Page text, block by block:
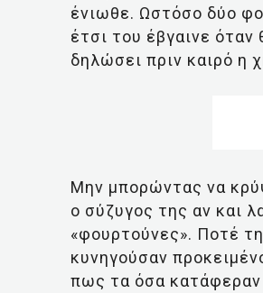
ένιωθε. Ωστόσο δύο
έτσι του έβγαινε όταν
δηλώσει πριν καιρό η
Μην μπορώντας να
ο σύζυγος της αν και
«φουρτούνες». Ποτέ
κυνηγούσαν
πως τα όσα κατάφεραν